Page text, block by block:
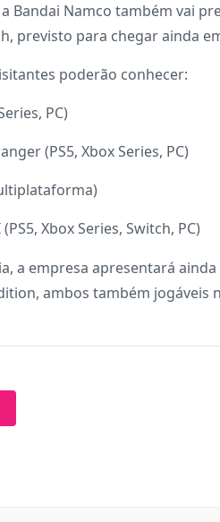
Bandai Namco também vai
previsto para chegar ainda
poderão conhecer:
PC)
(PS5, Xbox Series, PC)
Xbox Series, Switch, PC)
a empresa apresentará
ambos também jogáveis